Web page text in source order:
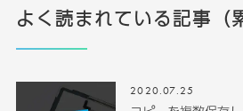
よく読まれている記事（
2020.07.25